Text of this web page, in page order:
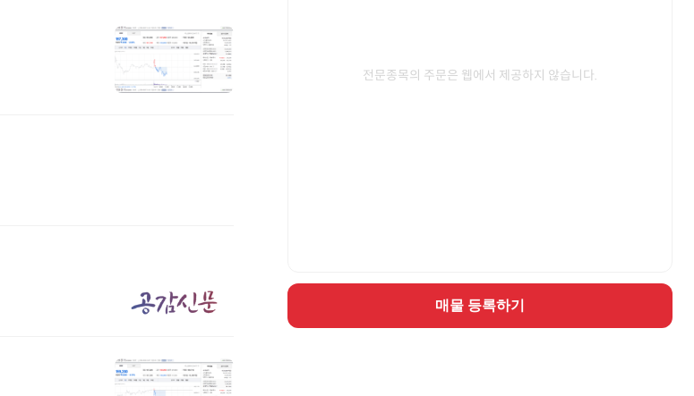
전문종목의 주문은 웹에서 제공하지 않습니다.
매물 등록하기